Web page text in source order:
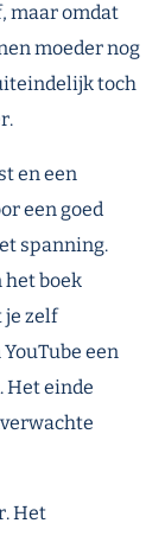
maar omdat
moeder nog
toch
en een
een goed
spanning.
het boek
je zelf
een
Het einde
Het